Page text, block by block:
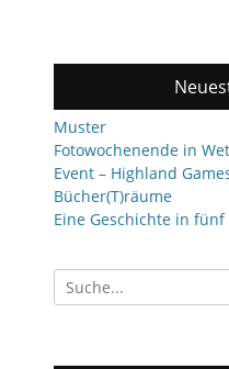
Muster
Fotowochenende in
Event – Highland
Bücher(T)räume
Eine Geschichte in
Suchen
nach: